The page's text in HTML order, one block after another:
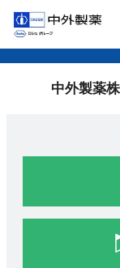
中外製薬